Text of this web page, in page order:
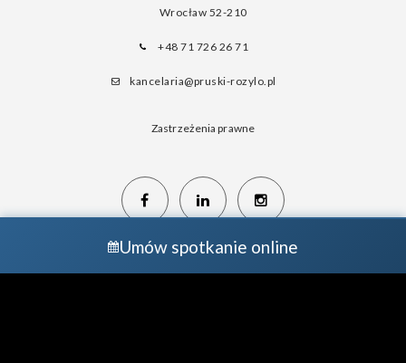
Wrocław 52-210
+48 71 726 26 71
kancelaria@pruski-rozylo.pl
Zastrzeżenia prawne
Umów spotkanie online